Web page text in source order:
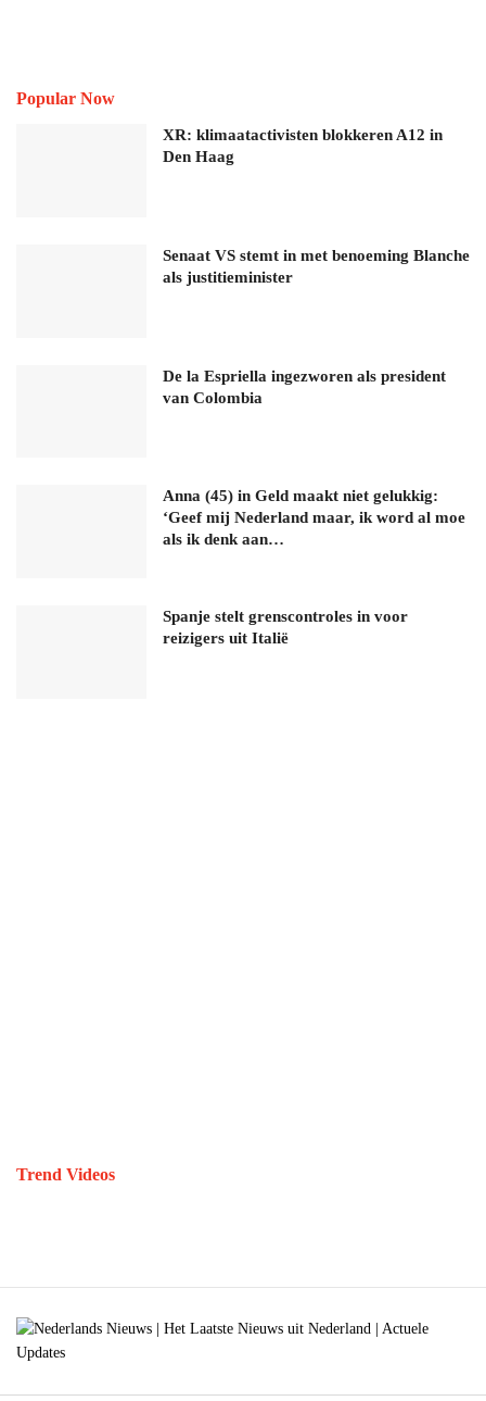
Popular Now
XR: klimaatactivisten blokkeren A12 in
Den Haag
Senaat VS stemt in met benoeming Blanche
als justitieminister
De la Espriella ingezworen als president
van Colombia
Anna (45) in Geld maakt niet gelukkig:
‘Geef mij Nederland maar, ik word al moe
als ik denk aan…
Spanje stelt grenscontroles in voor
reizigers uit Italië
Trend Videos